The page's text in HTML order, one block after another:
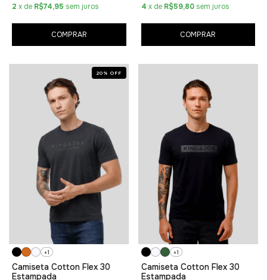
2 x de R$74,95 sem juros
COMPRAR
4 x de R$59,80 sem juros
COMPRAR
20 % OFF
+1
Camiseta Cotton Flex 30
Estampada
+1
Camiseta Cotton Flex 30
Estampada